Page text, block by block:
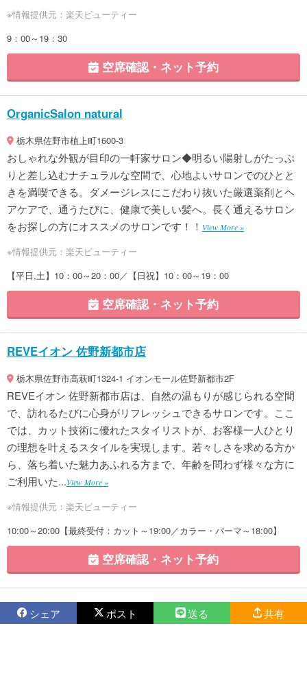
※情報提供元：楽天ビューティー
9：00～19：30
空席確認・ネット予約
OrganicSalon natural
栃木県佐野市植上町1600-3
おしゃれな外観が目印の一軒家サロン◆明るい陽射しがたっぷ
りと差し込むナチュラルな空間で、心地よいサロンでのひとと
きを満喫できる。ダメージレスにこだわり抜いた厳選薬剤とヘ
アケアで、通うたびに、健康で美しい髪へ。長く通えるサロン
をお探しの方にオススメのサロンです！！ View More »
※情報提供元：楽天ビューティー
【平日,土】10：00～20：00／【日祝】10：00～19：00
空席確認・ネット予約
REVEイオン 佐野新都市店
栃木県佐野市高萩町1324-1 イオンモール佐野新都市2F
REVEイオン 佐野新都市店は、自然の温もりが感じられる空間
で、訪れるたびに心身がリフレッシュできるサロンです。ここ
では、カット技術に優れたスタイリストが、お客様一人ひとり
の理想を叶えるスタイルを実現します。若々しさを求める方か
ら、落ち着いた魅力あふれる方まで、年齢を問わず様々な方に
ご利用いた...View More »
※情報提供元：楽天ビューティー
10:00～20:00【最終受付：カット～19:00／カラー・パーマ～18:00】
空席確認・ネット予約
シェア ポスト 送る 共有